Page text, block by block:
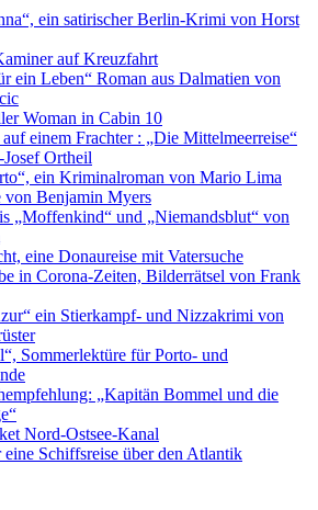
ein satirischer Berlin-Krimi von Horst
auf Kreuzfahrt
ein Leben“ Roman aus Dalmatien von
Woman in Cabin 10
einem Frachter : „Die Mittelmeerreise“
Ortheil
ein Kriminalroman von Mario Lima
von Benjamin Myers
„Moffenkind“ und „Niemandsblut“ von
eine Donaureise mit Vatersuche
in Corona-Zeiten, Bilderrätsel von Frank
ein Stierkampf- und Nizzakrimi von
Sommerlektüre für Porto- und
„Kapitän Bommel und die
Nord-Ostsee-Kanal
Schiffsreise über den Atlantik